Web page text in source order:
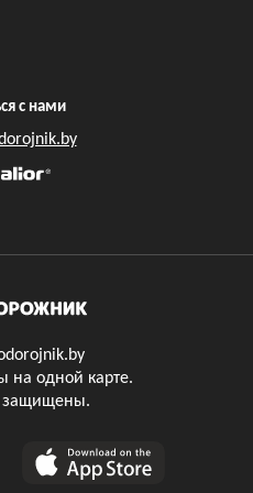
на одной карте.
защищены.
с нами